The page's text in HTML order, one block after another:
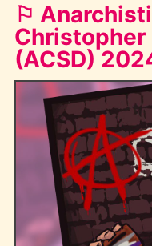
⚐
Christopher
(ACSD)